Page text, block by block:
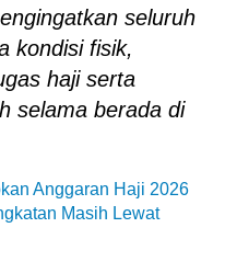
seluruh
kondisi fisik,
haji serta
selama berada di
Anggaran Haji 2026
Masih Lewat